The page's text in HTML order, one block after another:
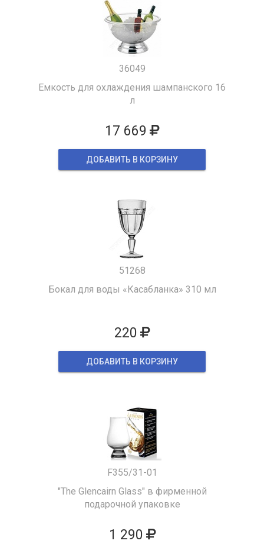
36049
Емкость для охлаждения шампанского 16
л
17 669
ДОБАВИТЬ В КОРЗИНУ
51268
Бокал для воды «Касабланка» 310 мл
220
ДОБАВИТЬ В КОРЗИНУ
F355/31-01
"The Glencairn Glass" в фирменной
подарочной упаковке
1 290